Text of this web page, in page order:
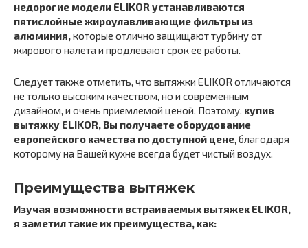
недорогие модели ELIKOR устанавливаются
пятислойные жироулавливающие фильтры из
алюминия,которые отлично защищают турбину от
жирового налета и продлевают срок ее работы.
Следует также отметить, что вытяжки ELIKOR отличаются
не только высоким качеством, но и современным
дизайном, и очень приемлемой ценой. Поэтому, купив
вытяжку ELIKOR, Вы получаете оборудование
европейского качества по доступной цене, благодаря
которому на Вашей кухне всегда будет чистый воздух.
Преимущества вытяжек
Изучая возможности встраиваемых вытяжек ELIKOR,
я заметил такие их преимущества, как: